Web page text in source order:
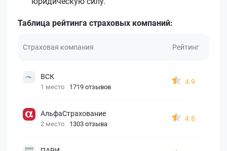
Таблица рейтинга страховых компаний:
Страховая компания Рейтинг
ВСК
1 место 1719 отзывов
4.9
АльфаСтрахование
2 место 1303 отзыва
4.8